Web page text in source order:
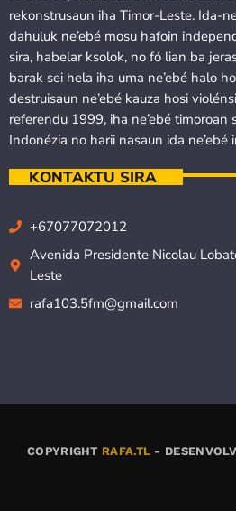
rekonstrusaun iha Timor-Leste. Ida-
dahuluk ne’ebé mosu hafoin
sira, habelar ksolok, no fó lian ba
barak sei hela iha uma ne’ebé halo
destruisaun ne’ebé kauza hosi
referendu 1999, iha ne’ebé
Indonézia no harii nasaun ida
KONTAKTU SIRA
+67077072012
Avenida Presidente Nicolau
Leste
rafa103.5fm@gmail.com
COPYRIGHT RAFA.TL -